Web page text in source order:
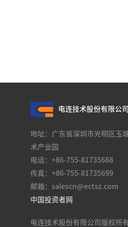
电连技术股份有限公司
地址：广东省深圳市光明区玉
术产业园
电话：+86-755-81735688
传真：+86-755-81735699
邮箱：salescn@ectsz.com
中国投资者网
电连技术股份有限公司版权